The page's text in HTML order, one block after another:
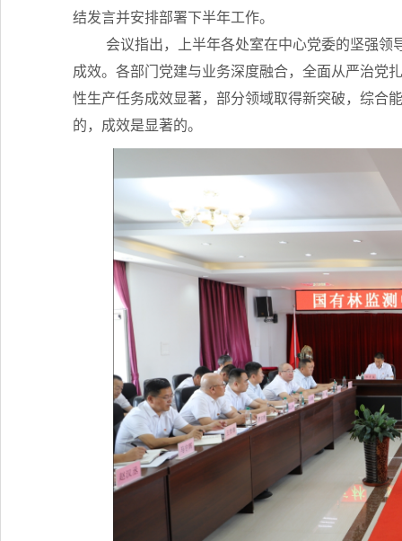
结发言并安排部署下半年工作。
会议指出，上半年各处室在中心党委的坚强
成效。各部门党建与业务深度融合，全面从严治党
性生产任务成效显著，部分领域取得新突破，综合
的，成效是显著的。